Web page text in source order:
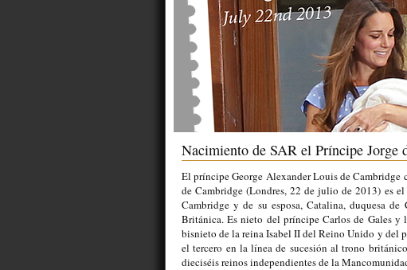
Nacimiento de SAR el Príncipe Jorge
El príncipe George Alexander Louis de
de Cambridge (Londres, 22 de julio de 2013) es
Cambridge y de su esposa, Catalina, duquesa
Británica. Es nieto del príncipe Carlos de Gales y
bisnieto de la reina Isabel II del Reino Unido y del
el tercero en la línea de sucesión al trono
dieciséis reinos independientes de la